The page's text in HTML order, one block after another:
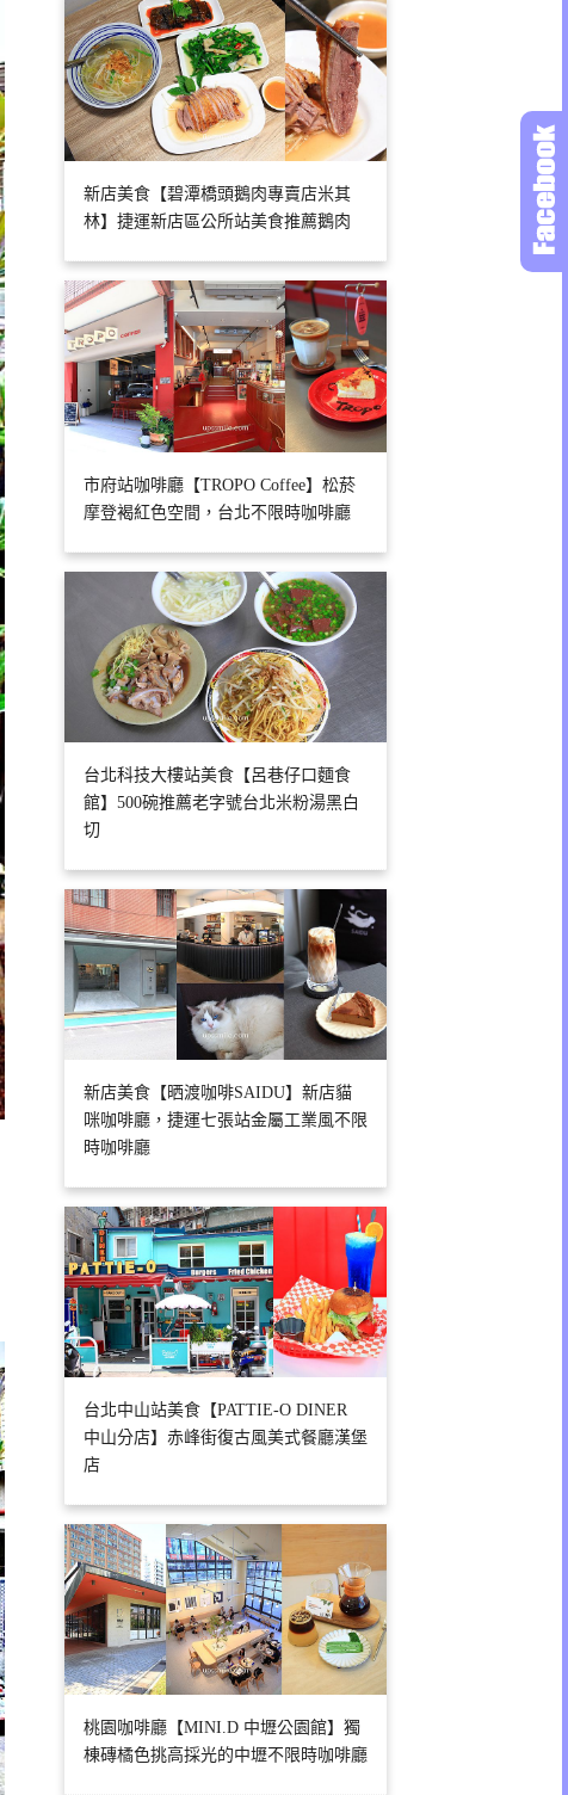
新店美食【碧潭橋頭鵝肉專賣店米其
林】捷運新店區公所站美食推薦鵝肉
市府站咖啡廳【TROPO Coffee】松菸
摩登褐紅色空間，台北不限時咖啡廳
台北科技大樓站美食【呂巷仔口麵食
館】500碗推薦老字號台北米粉湯黑白
切
新店美食【晒渡咖啡SAIDU】新店貓
咪咖啡廳，捷運七張站金屬工業風不限
時咖啡廳
台北中山站美食【PATTIE-O DINER
中山分店】赤峰街復古風美式餐廳漢堡
店
桃園咖啡廳【MINI.D 中壢公園館】獨
棟磚橘色挑高採光的中壢不限時咖啡廳